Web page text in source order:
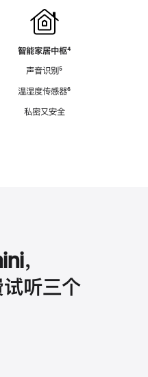
智能家居中枢脚
⁴
声音识别脚
⁵
温湿度传感器脚
⁶
私密又安全
，
听三个